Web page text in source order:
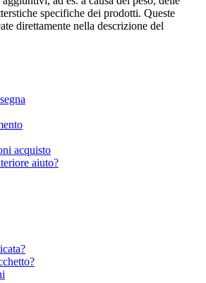
specifiche dei prodotti. Queste
direttamente nella descrizione del
acquisto
aiuto?